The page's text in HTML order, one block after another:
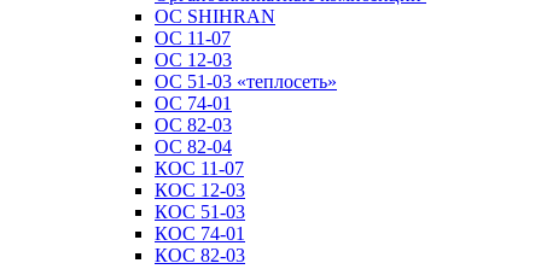
ОС SHIHRAN
ОС 11-07
ОС 12-03
ОС 51-03 «теплосеть»
ОС 74-01
ОС 82-03
ОС 82-04
КОС 11-07
КОС 12-03
КОС 51-03
КОС 74-01
КОС 82-03